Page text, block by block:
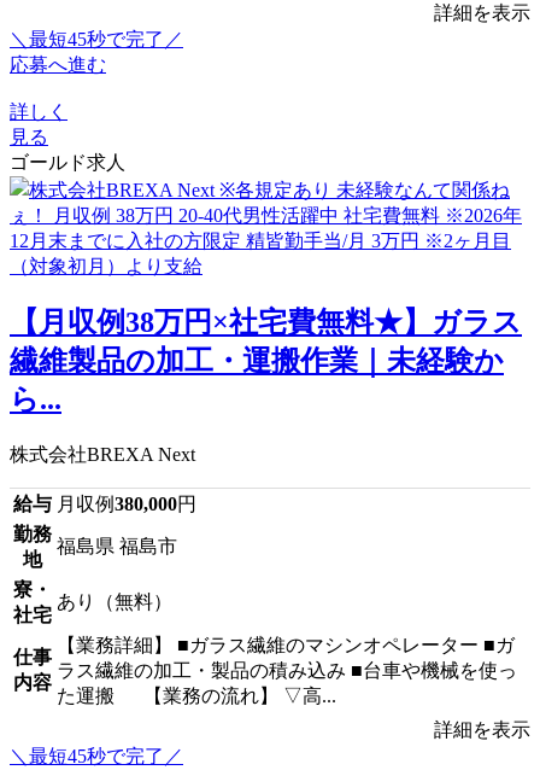
詳細を表示
＼最短45秒で完了／
応募へ進む
詳しく
見る
ゴールド求人
【月収例38万円×社宅費無料★】ガラス
繊維製品の加工・運搬作業｜未経験か
ら...
株式会社BREXA Next
給与 月収例380,000円
勤務
地
福島県 福島市
寮・
社宅
あり（無料）
仕事
内容
【業務詳細】 ■ガラス繊維のマシンオペレーター ■ガ
ラス繊維の加工・製品の積み込み ■台車や機械を使っ
た運搬 【業務の流れ】 ▽高...
詳細を表示
＼最短45秒で完了／